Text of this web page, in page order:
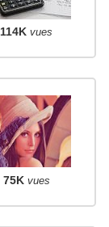
114K vues
75K vues